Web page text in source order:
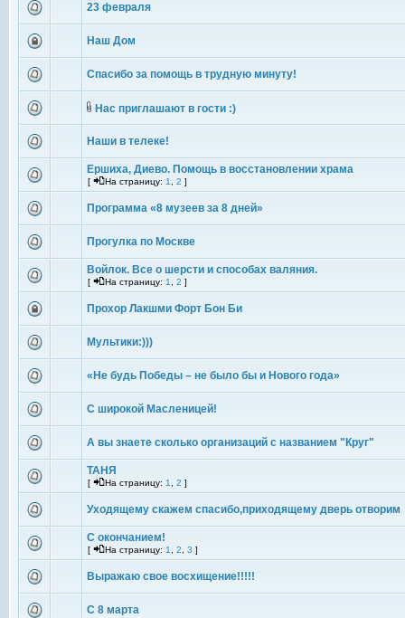
23 февраля
Наш Дом
Спасибо за помощь в трудную минуту!
Нас приглашают в гости :)
Наши в телеке!
Ершиха, Диево. Помощь в восстановлении храма
[ На страницу: 1 2 ]
Программа «8 музеев за 8 дней»
Прогулка по Москве
Войлок. Все о шерсти и способах валяния.
[ На страницу: 1 2 ]
Прохор Лакшми Форт Бон Би
Мультики:)))
«Не будь Победы – не было бы и Нового года»
С широкой Масленицей!
А вы знаете сколько организаций с названием "Круг"
ТАНЯ
[ На страницу: 1 2 ]
Уходящему скажем спасибо,приходящему дверь отворим
С окончанием!
[ На страницу: 1 2 3 ]
Выражаю свое восхищение!!!!!
С 8 марта